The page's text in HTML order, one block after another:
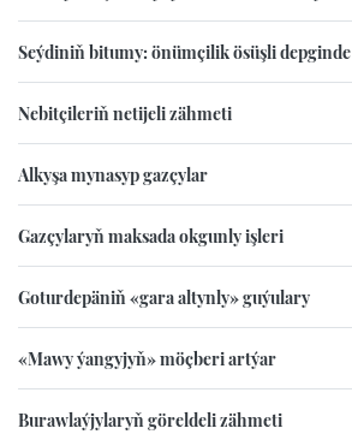
Seýdiniň bitumy: önümçilik ösüşli depginde
Nebitçileriň netijeli zähmeti
Alkyşa mynasyp gazçylar
Gazçylaryň maksada okgunly işleri
Goturdepäniň «gara altynly» guýulary
«Mawy ýangyjyň» möçberi artýar
Burawlaýjylaryň göreldeli zähmeti